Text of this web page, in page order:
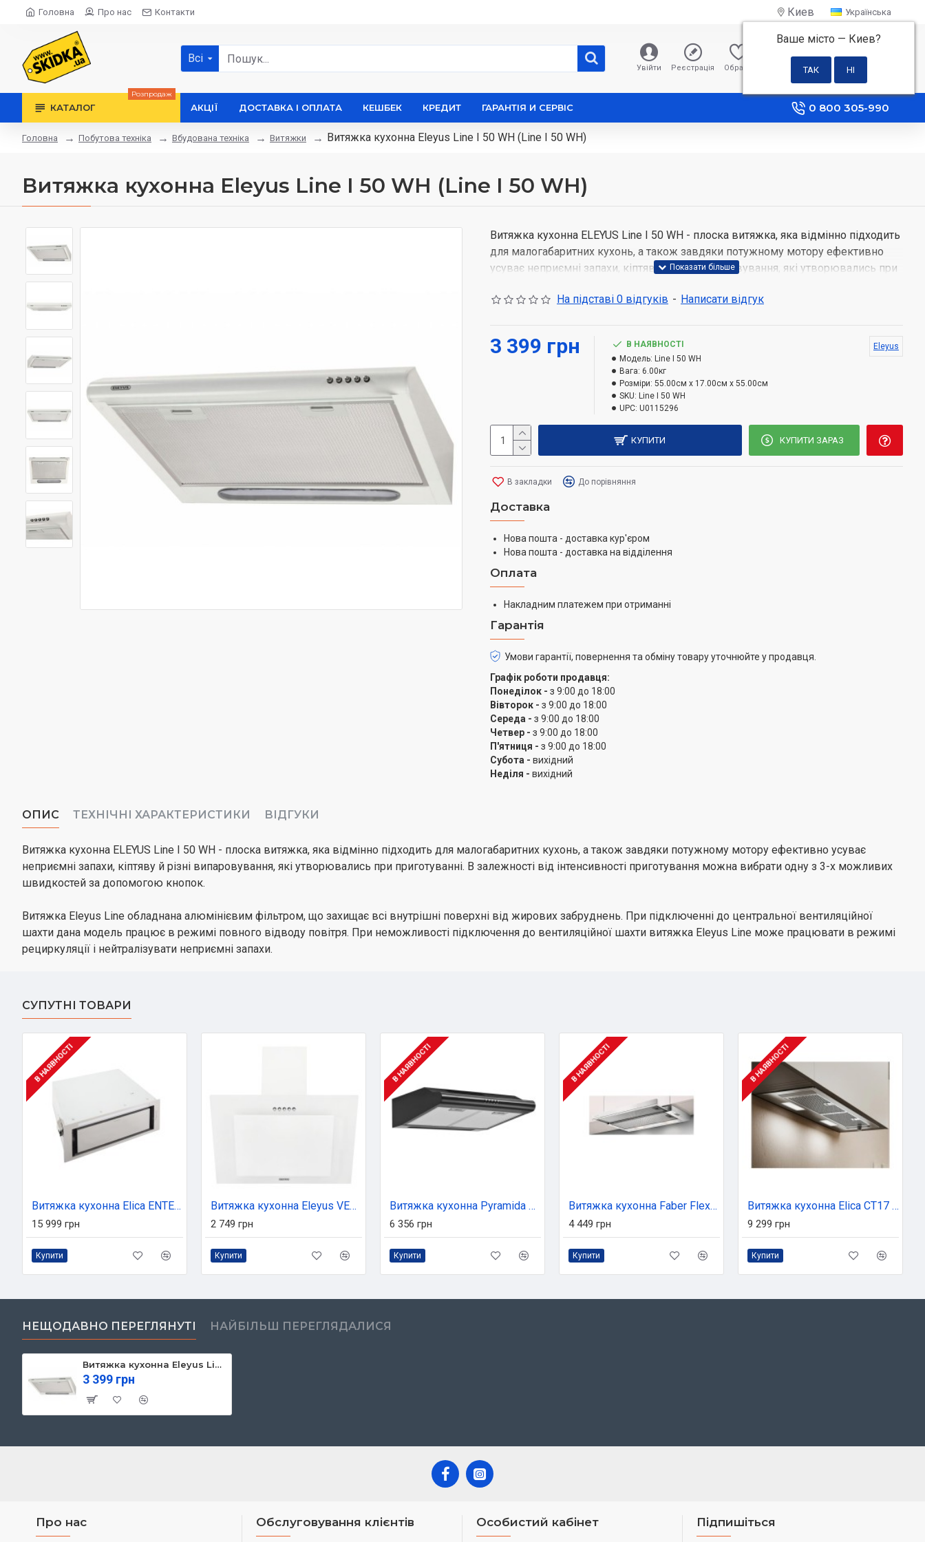
Головна Про нас Контакти Киев
Ваше місто — Киев?
Українська
Всі
Увійти Реєстрація Обране Порівняння
0 грн
КАТАЛОГ
Розпродаж
АКЦІЇ ДОСТАВКА І ОПЛАТА КЕШБЕК КРЕДИТ ГАРАНТІЯ И СЕРВІС 0 800 305-990
Головна Побутова техніка Вбудована техніка Витяжки Витяжка кухонна Eleyus Line I 50 WH (Line I 50 WH)
Витяжка кухонна Eleyus Line I 50 WH (Line I 50 WH)
Витяжка кухонна ELEYUS Line I 50 WH - плоска витяжка, яка відмінно підходить
для малогабаритних кухонь, а також завдяки потужному мотору ефективно
усуває неприємні запахи, кіптяву й різні випаровування, які утворювались при
одну з 3-х можливих швидкостей за допомогою кнопок.
внутрішні поверхні від жирових забруднень. При підключенні до центральної
вентиляційної шахти дана модель працює в режимі повного відводу повітря.
При неможливості підключення до вентиляційної шахти витяжка Eleyus Line
може працювати в режимі рециркуляції і нейтралізувати неприємні запахи.
На підставі 0 відгуків - Написати відгук
3 399 грн
В НАЯВНОСТІ
Модель: Line I 50 WH
Вага: 6.00кг
Розміри: 55.00см x 17.00см x 55.00см
SKU: Line I 50 WH
UPC: U0115296
Eleyus
КУПИТИ КУПИТИ ЗАРАЗ
В закладки До порівняння
Доставка
Нова пошта - доставка кур'єром
Нова пошта - доставка на відділення
Оплата
Накладним платежем при отриманні
Гарантія
Умови гарантії, повернення та обміну товару уточнюйте у продавця.
Графік роботи продавця:
Понеділок - з 9:00 до 18:00
Вівторок - з 9:00 до 18:00
Середа - з 9:00 до 18:00
Четвер - з 9:00 до 18:00
П'ятниця - з 9:00 до 18:00
Субота - вихідний
Неділя - вихідний
ОПИС ТЕХНІЧНІ ХАРАКТЕРИСТИКИ ВІДГУКИ
Витяжка кухонна ELEYUS Line I 50 WH - плоска витяжка, яка відмінно підходить для малогабаритних кухонь, а також завдяки потужному мотору ефективно усуває
неприємні запахи, кіптяву й різні випаровування, які утворювались при приготуванні. В залежності від інтенсивності приготування можна вибрати одну з 3-х можливих
швидкостей за допомогою кнопок.
Витяжка Eleyus Line обладнана алюмінієвим фільтром, що захищає всі внутрішні поверхні від жирових забруднень. При підключенні до центральної вентиляційної
шахти дана модель працює в режимі повного відводу повітря. При неможливості підключення до вентиляційної шахти витяжка Eleyus Line може працювати в режимі
рециркуляції і нейтралізувати неприємні запахи.
СУПУТНІ ТОВАРИ
В НАЯВНОСТІ
Витяжка кухонна Elica ENTER IX/A/52
15 999 грн
Купити
Витяжка кухонна Eleyus VERTICAL 470 50 WH
2 749 грн
Купити
В НАЯВНОСТІ
Витяжка кухонна Pyramida UNO 60 BL
6 356 грн
Купити
В НАЯВНОСТІ
Витяжка кухонна Faber Flexa Ng Glass W A60 (315.0635.107)
4 449 грн
Купити
В НАЯВНОСТІ
Витяжка кухонна Elica CT17 S IX/A/72
9 299 грн
Купити
НЕЩОДАВНО ПЕРЕГЛЯНУТІ НАЙБІЛЬШ ПЕРЕГЛЯДАЛИСЯ
Витяжка кухонна Eleyus Line I 50 WH (Line I 50 WH)
3 399 грн
Про нас Обслуговування клієнтів Особистий кабінет Підпишіться